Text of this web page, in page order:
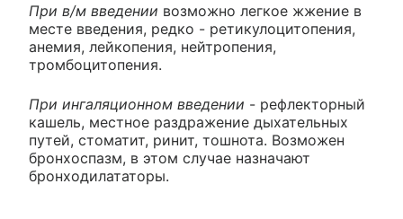
При в/м введении возможно легкое жжение в
месте введения, редко - ретикулоцитопения,
анемия, лейкопения, нейтропения,
тромбоцитопения.
При ингаляционном введении - рефлекторный
кашель, местное раздражение дыхательных
путей, стоматит, ринит, тошнота. Возможен
бронхоспазм, в этом случае назначают
бронходилататоры.